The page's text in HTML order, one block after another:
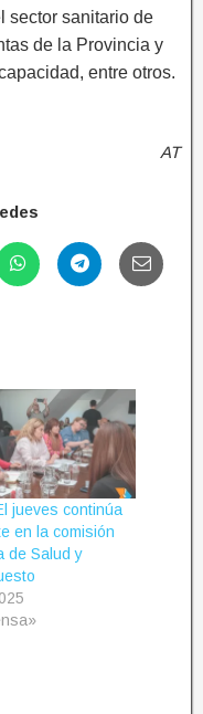
sector sanitario de
de la Provincia y
entre otros.
AT
jueves continúa
en la comisión
de Salud y